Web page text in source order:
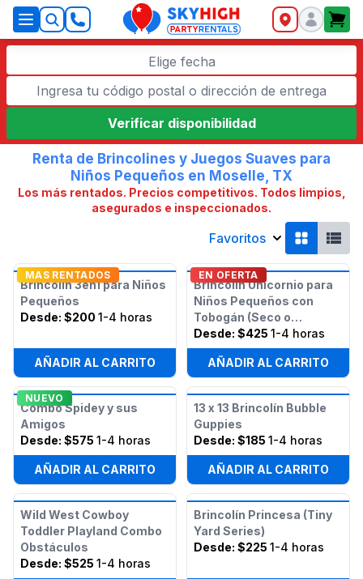
SkyHigh Logo
Elige fecha
Verificar disponibilidad
Renta de Brincolines y Juegos Suaves para
Niños Pequeños en Moselle, TX
Los más rentados. Precios competitivos. Todos limpios,
asegurados e inspeccionados.
Favoritos
MAS RENTADOS
Brincolín 3en1 para Niños
Pequeños
Desde: $200 1-4 horas
AÑADIR AL CARRITO
EN OFERTA
Brincolín Unicornio para
Niños Pequeños con
Tobogán (Seco o
Húmedo)
Desde: $425 1-4 horas
AÑADIR AL CARRITO
NUEVO
Combo Spidey y sus
Amigos
Desde: $575 1-4 horas
AÑADIR AL CARRITO
13 x 13 Brincolín Bubble
Guppies
Desde: $185 1-4 horas
AÑADIR AL CARRITO
Wild West Cowboy
Toddler Playland Combo
Obstáculos
Desde: $525 1-4 horas
Brincolín Princesa (Tiny
Yard Series)
Desde: $225 1-4 horas